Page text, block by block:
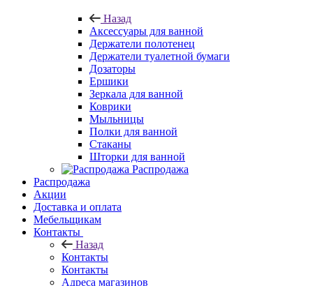
Назад
Аксессуары для ванной
Держатели полотенец
Держатели туалетной бумаги
Дозаторы
Ершики
Зеркала для ванной
Коврики
Мыльницы
Полки для ванной
Стаканы
Шторки для ванной
Распродажа
Распродажа
Акции
Доставка и оплата
Мебельщикам
Контакты
Назад
Контакты
Контакты
Адреса магазинов